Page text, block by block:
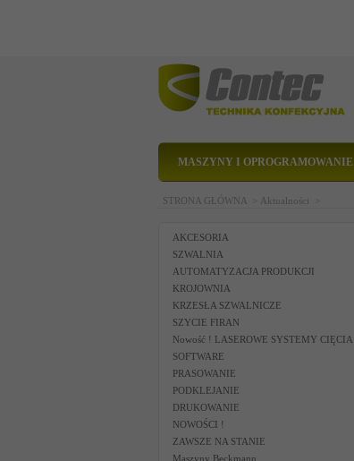
MASZYNY I OPROGRAMOWANIE
STRONA GŁÓWNA > Aktualności >
AKCESORIA
SZWALNIA
AUTOMATYZACJA PRODUKCJI
KROJOWNIA
KRZESŁA SZWALNICZE
SZYCIE FIRAN
Nowość ! LASEROWE SYSTEMY CIĘCIA
SOFTWARE
PRASOWANIE
PODKLEJANIE
DRUKOWANIE
NOWOŚCI !
ZAWSZE NA STANIE
Maszyny Beckmann